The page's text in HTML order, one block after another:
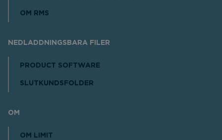
OM RMS
NEDLADDNINGSBARA FILER
PRODUCT SOFTWARE
SLUTKUNDSFOLDER
OM
OM LIMIT